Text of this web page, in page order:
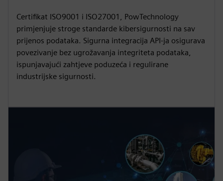
Certifikat ISO9001 i ISO27001, PowTechnology
primjenjuje stroge standarde kibersigurnosti na sav
prijenos podataka. Sigurna integracija API-ja osigurava
povezivanje bez ugrožavanja integriteta podataka,
ispunjavajući zahtjeve poduzeća i regulirane
industrijske sigurnosti.